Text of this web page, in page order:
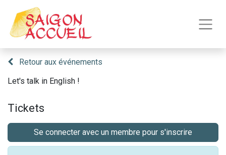
Retour aux événements
Let's talk in English !
Tickets
Se connecter avec un membre pour s'inscrire